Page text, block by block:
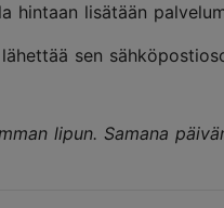
hintaan lisätään
sen
lipun. Samana